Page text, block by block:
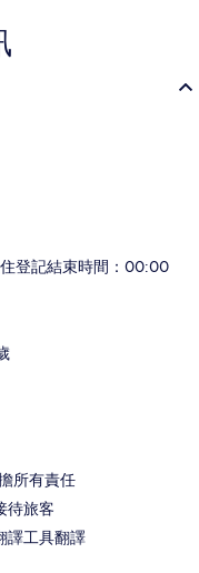
登記結束時間：00:00
所有責任
待旅客
譯工具翻譯